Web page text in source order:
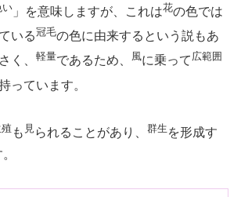
い 」を意味しますが、これは花の色では
いる冠毛の色に由来するという説もあ
く、 軽量であるため、 風に乗って 広範囲
っています。
も 見 られることがあり、 群生 を形成す